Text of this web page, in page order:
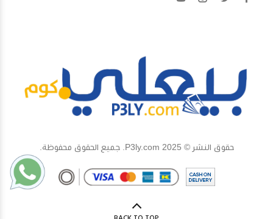
حقوق النشر © 2025 P3ly.com. جميع الحقوق محفوظة.